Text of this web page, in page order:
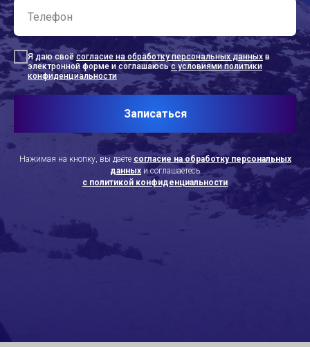
Я даю своёсогласие на обработку персональных данных в
электронной форме и соглашаюсьс условиями политики
конфиденциальности
Записаться
Нажимая на кнопку, вы даёте согласие на обработку персональных
данных и соглашаетесь
с политикой конфиденциальности